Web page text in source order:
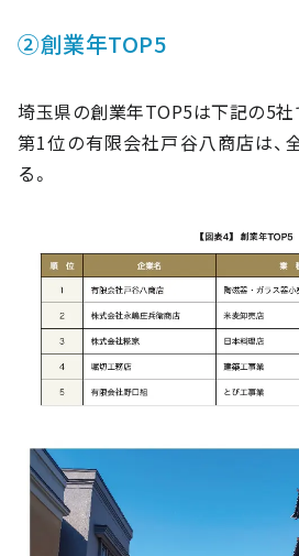
②創業年TOP5
埼玉県の創業年TOP5は下記の5社
第1位の有限会社戸谷八商店は、
る。